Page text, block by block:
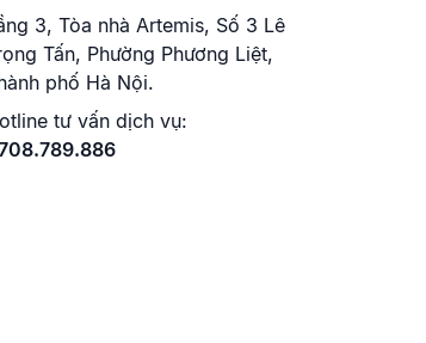
3, Tòa nhà Artemis, Số 3 Lê
Tấn, Phường Phương Liệt,
phố Hà Nội.
tư vấn dịch vụ: